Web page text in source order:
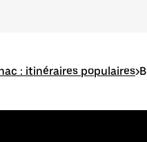
: itinéraires populaires>